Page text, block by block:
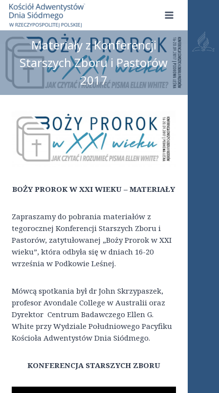
Przejdź
treści
Materiały z Konferencji
Starszych Zboru i Pastorów
2017
BOŻY PROROK W XXI WIEKU – MATERIAŁY
Zapraszamy do pobrania materiałów z
tegorocznej Konferencji Starszych Zboru i
Pastorów, zatytułowanej „Boży Prorok w XXI
wieku”, która odbyła się w dniach 16-20
września w Podkowie Leśnej.
Mówcą spotkania był dr John Skrzypaszek,
profesor Avondale College w Australii oraz
Dyrektor Centrum Badawczego Ellen G.
White przy Wydziale Południowego Pacyfiku
Kościoła Adwentystów Dnia Siódmego.
KONFERENCJA STARSZYCH ZBORU